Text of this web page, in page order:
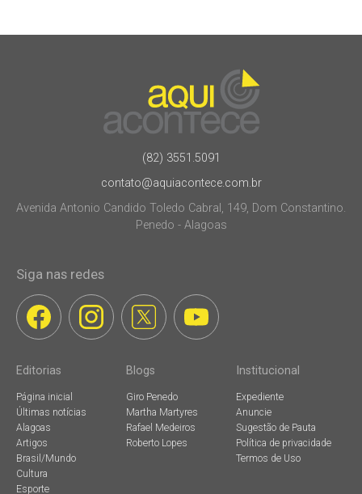
(82) 3551.5091
contato@aquiacontece.com.br
Avenida Antonio Candido Toledo Cabral, 149, Dom Constantino.
Penedo - Alagoas
Siga nas redes
Editorias
Página inicial
Últimas notícias
Alagoas
Artigos
Brasil/Mundo
Cultura
Esporte
Blogs
Giro Penedo
Martha Martyres
Rafael Medeiros
Roberto Lopes
Institucional
Expediente
Anuncie
Sugestão de Pauta
Política de privacidade
Termos de Uso